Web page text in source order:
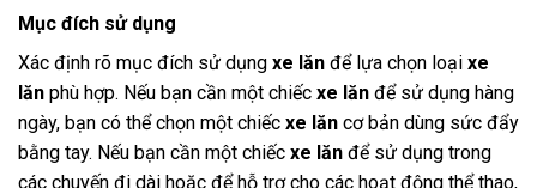
Mục đích sử dụng
Xác định rõ mục đích sử dụng xe lăn để lựa chọn loại xe
lăn phù hợp. Nếu bạn cần một chiếc xe lăn để sử dụng hàng
ngày, bạn có thể chọn một chiếc xe lăn cơ bản dùng sức đẩy
bằng tay. Nếu bạn cần một chiếc xe lăn để sử dụng trong
các chuyến đi dài hoặc để hỗ trợ cho các hoạt động thể thao,